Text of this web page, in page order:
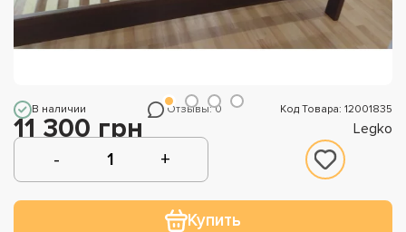
В наличии Отзывы: 0 Код Товара: 12001835
11 300 грн Legko
Купить